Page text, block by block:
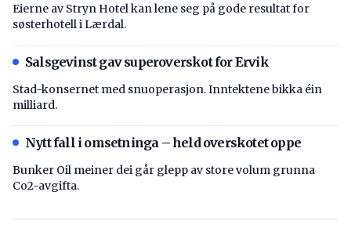
Eierne av Stryn Hotel kan lene seg på gode resultat for
søsterhotell i Lærdal.
Salsgevinst gav superoverskot for Ervik
Stad-konsernet med snuoperasjon. Inntektene bikka éin
milliard.
Nytt fall i omsetninga – held overskotet oppe
Bunker Oil meiner dei går glepp av store volum grunna
Co2-avgifta.